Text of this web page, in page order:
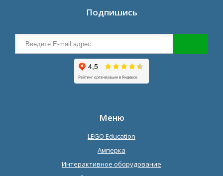
Подпишись
Меню
LEGO Education
Амперка
Интерактивное оборудование